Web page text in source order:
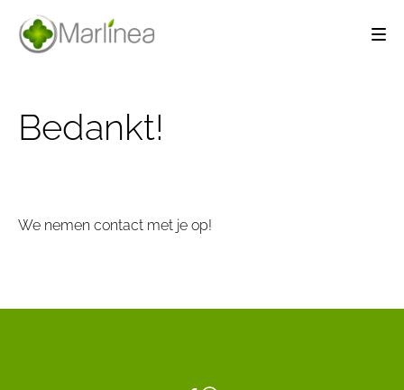
Bedankt!
We nemen contact met je op!